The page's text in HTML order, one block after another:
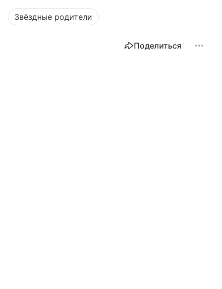
Звёздные родители
Поделиться